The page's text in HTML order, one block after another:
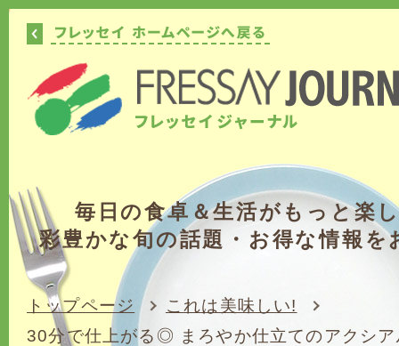
毎日の食卓＆生活がもっと楽
彩豊かな旬の話題・お得な情報を
トップページ
これは美味しい!
30分で仕上がる◎ まろやか仕立てのアクシ